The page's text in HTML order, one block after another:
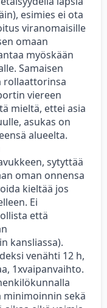
esimies ei ota
viranomaisille
omaan
myöskään
Samaisen
rollaattorinsa
viereen
mieltä, ettei asia
asukas on
alueelta.
sytyttää
oman onnensa
kieltää jos
Ei
että
kansliassa).
venähti 12 h,
1xvaipanvaihto.
sekä